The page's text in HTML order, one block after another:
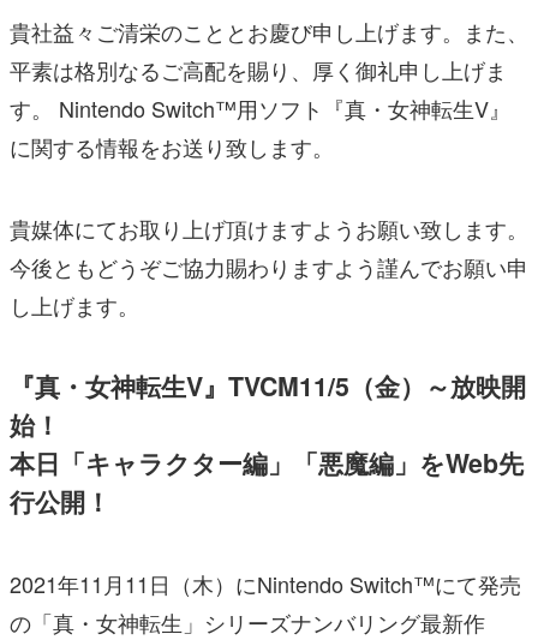
貴社益々ご清栄のこととお慶び申し上げます。また、
平素は格別なるご高配を賜り、厚く御礼申し上げま
す。 Nintendo Switch™用ソフト『真・女神転生V』
に関する情報をお送り致します。
貴媒体にてお取り上げ頂けますようお願い致します。
今後ともどうぞご協力賜わりますよう謹んでお願い申
し上げます。
『真・女神転生V』TVCM11/5（金）～放映開
始！
本日「キャラクター編」「悪魔編」をWeb先
行公開！
2021年11月11日（木）にNintendo Switch™にて発売
の「真・女神転生」シリーズナンバリング最新作